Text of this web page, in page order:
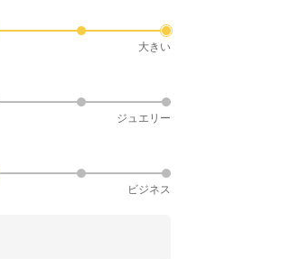
大きい
ジュエリー
ビジネス